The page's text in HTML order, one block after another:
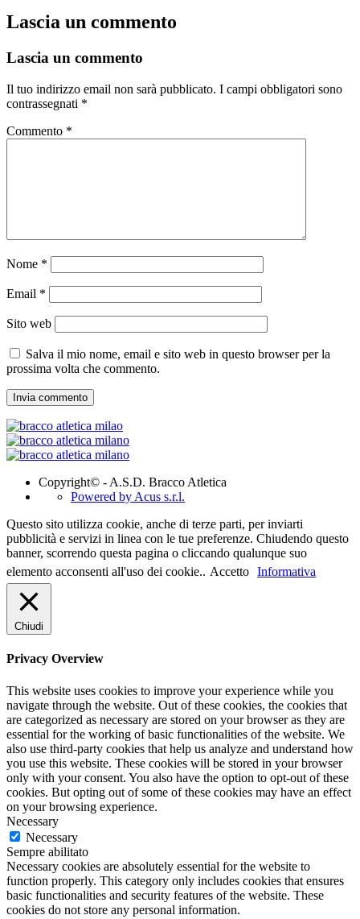
Lascia un commento
Lascia un commento
Il tuo indirizzo email non sarà pubblicato. I campi obbligatori sono
contrassegnati *
Commento *
Nome *
Email *
Sito web
Salva il mio nome, email e sito web in questo browser per la
prossima volta che commento.
Copyright© - A.S.D. Bracco Atletica
Powered by Acus s.r.l.
Questo sito utilizza cookie, anche di terze parti, per inviarti
pubblicità e servizi in linea con le tue preferenze. Chiudendo questo
banner, scorrendo questa pagina o cliccando qualunque suo
elemento acconsenti all'uso dei cookie.. Accetto Informativa
Chiudi
Privacy Overview
This website uses cookies to improve your experience while you
navigate through the website. Out of these cookies, the cookies that
are categorized as necessary are stored on your browser as they are
essential for the working of basic functionalities of the website. We
also use third-party cookies that help us analyze and understand how
you use this website. These cookies will be stored in your browser
only with your consent. You also have the option to opt-out of these
cookies. But opting out of some of these cookies may have an effect
on your browsing experience.
Necessary
Necessary
Sempre abilitato
Necessary cookies are absolutely essential for the website to
function properly. This category only includes cookies that ensures
basic functionalities and security features of the website. These
cookies do not store any personal information.